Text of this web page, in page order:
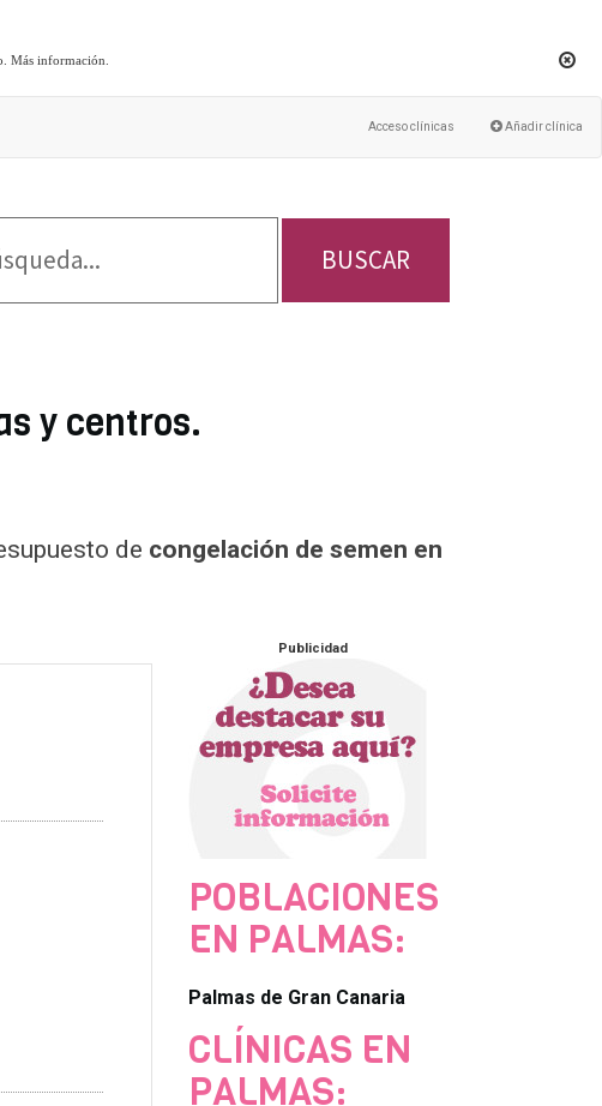
Más información
Acceso clínicas Añadir clínica
BUSCAR
y centros.
de congelación de semen en
Publicidad
POBLACIONES
EN PALMAS:
Palmas de Gran Canaria
CLÍNICAS EN
PALMAS: